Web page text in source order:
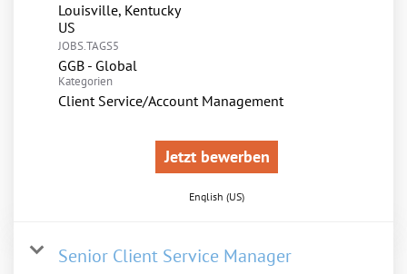
Louisville, Kentucky
JOBS.TAGS5
GGB - Global
Kategorien
Client Service/Account Management
Jetzt bewerben
English (US)
Senior Client Service Manager